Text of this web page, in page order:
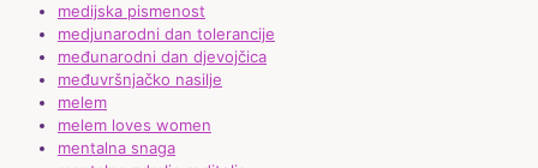
medijska pismenost
medjunarodni dan tolerancije
međunarodni dan djevojčica
međuvršnjačko nasilje
melem
melem loves women
mentalna snaga